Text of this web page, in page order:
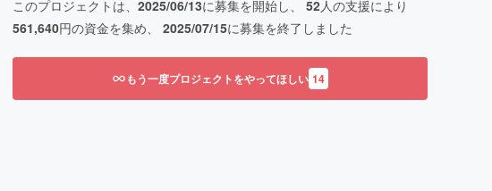
このプロジェクトは、 2025/06/13に募集を開始し、 52人の支援により
561,640円の資金を集め、 2025/07/15に募集を終了しました
もう一度プロジェクトをやってほしい 14